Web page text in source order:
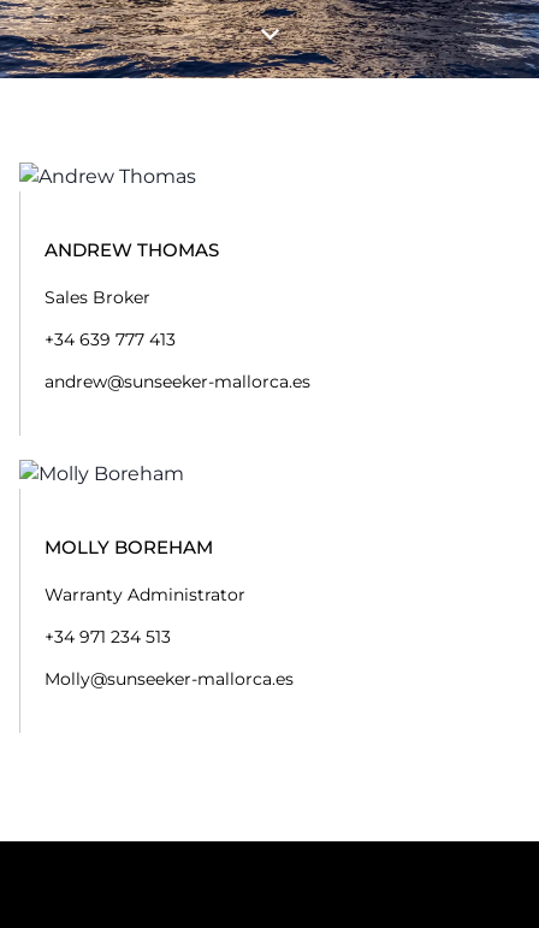
ANDREW THOMAS
Sales Broker
+34 639 777 413
andrew@sunseeker-mallorca.es
MOLLY BOREHAM
Warranty Administrator
+34 971 234 513
Molly@sunseeker-mallorca.es